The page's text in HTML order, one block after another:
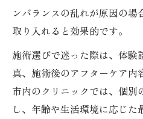
ンバランスの乱れが原因の場
取り入れると効果的です。
施術選びで迷った際は、体験
真、施術後のアフターケア内
市内のクリニックでは、個別
し、年齢や生活環境に応じた